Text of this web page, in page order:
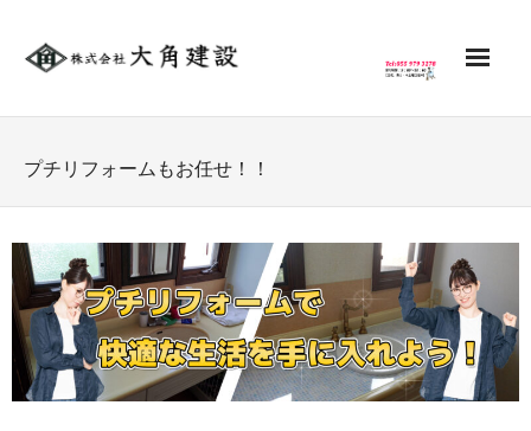
- 建築実例
リフォーム
土木工事
プチリフォームもお任せ！！